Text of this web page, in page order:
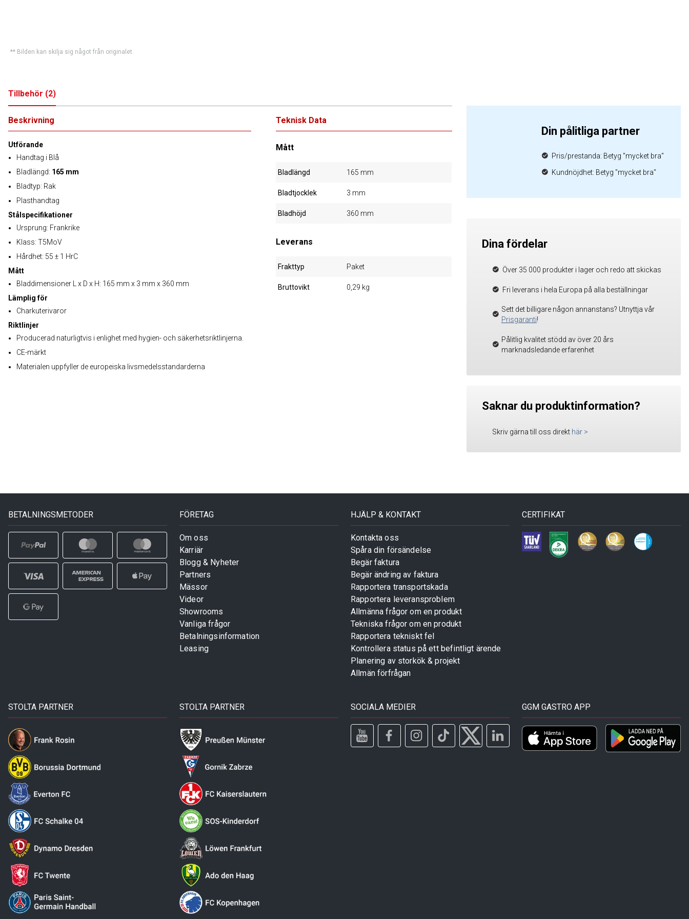
** Bilden kan skilja sig något från originalet.
Tillbehör (2)
Beskrivning
Utförande
Handtag i Blå
Bladlängd: 165 mm
Bladtyp: Rak
Plasthandtag
Stålspecifikationer
Ursprung: Frankrike
Klass: T5MoV
Hårdhet: 55 ± 1 HrC
Mått
Bladdimensioner L x D x H: 165 mm x 3 mm x 360 mm
Lämplig för
Charkuterivaror
Riktlinjer
Producerad naturligtvis i enlighet med hygien- och säkerhetsriktlinjerna.
CE-märkt
Materialen uppfyller de europeiska livsmedelsstandarderna
Teknisk Data
Mått
Bladlängd 165 mm
Bladtjocklek 3 mm
Bladhöjd 360 mm
Leverans
Frakttyp Paket
Bruttovikt 0,29 kg
Din pålitliga partner
Pris/prestanda: Betyg "mycket bra"
Kundnöjdhet: Betyg "mycket bra"
Dina fördelar
Över 35 000 produkter i lager och redo att skickas
Fri leverans i hela Europa på alla beställningar
Sett det billigare någon annanstans? Utnyttja vår
Prisgaranti!
Pålitlig kvalitet stödd av över 20 års
marknadsledande erfarenhet
Saknar du produktinformation?
Skriv gärna till oss direkt här >
BETALNINGSMETODER FÖRETAG
Om oss
Karriär
Blogg & Nyheter
Partners
Mässor
Videor
Showrooms
Vanliga frågor
Betalningsinformation
Leasing
HJÄLP & KONTAKT
Kontakta oss
Spåra din försändelse
Begär faktura
Begär ändring av faktura
Rapportera transportskada
Rapportera leveransproblem
Allmänna frågor om en produkt
Tekniska frågor om en produkt
Rapportera tekniskt fel
Kontrollera status på ett befintligt ärende
Planering av storkök & projekt
Allmän förfrågan
CERTIFIKAT
STOLTA PARTNER STOLTA PARTNER SOCIALA MEDIER GGM GASTRO APP